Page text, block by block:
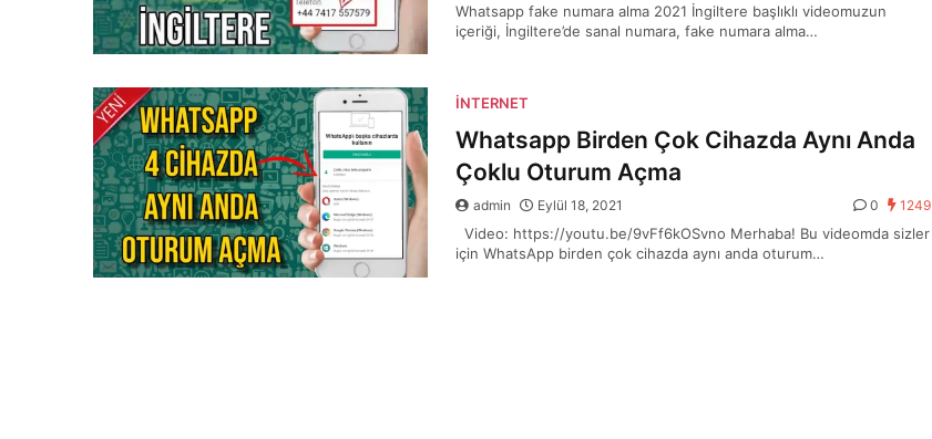
Whatsapp fake numara alma 2021 İngiltere başlıklı videomuzun
içeriği, İngiltere’de sanal numara, fake numara alma…
İNTERNET
Whatsapp Birden Çok Cihazda Aynı Anda
Çoklu Oturum Açma
admin Eylül 18, 2021 0 1249
Video: https://youtu.be/9vFf6kOSvno Merhaba! Bu videomda sizler
için WhatsApp birden çok cihazda aynı anda oturum…